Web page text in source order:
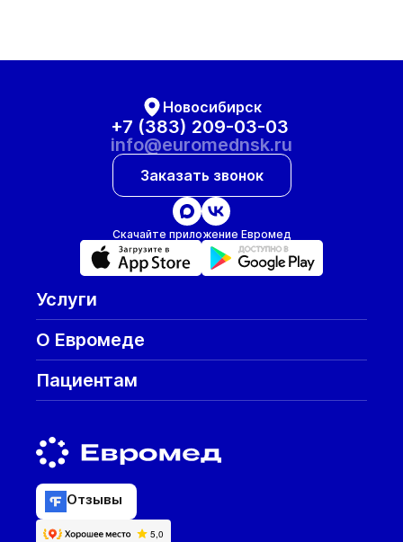
Новосибирск
+7 (383) 209-03-03
info@euromednsk.ru
Заказать звонок
Скачайте приложение Евромед
Услуги
О Евромеде
Пациентам
Отзывы